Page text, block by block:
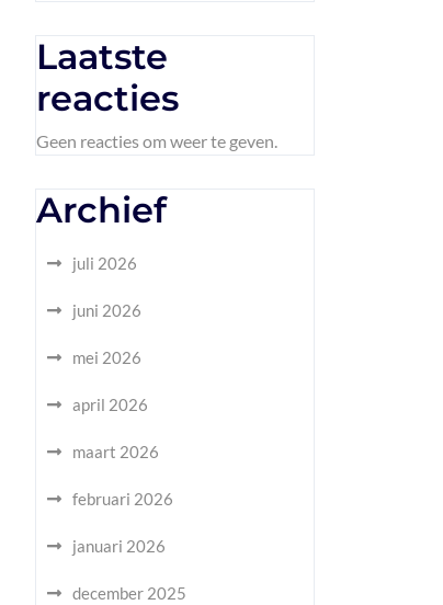
Laatste
reacties
Geen reacties om weer te geven.
Archief
juli 2026
juni 2026
mei 2026
april 2026
maart 2026
februari 2026
januari 2026
december 2025